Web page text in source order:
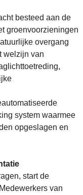
besteed aan de
groenvoorzieningen
overgang
welzijn van
system waarmee
opgeslagen en
start de
van